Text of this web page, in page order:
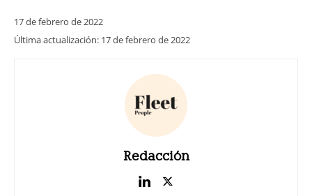
17 de febrero de 2022
Última actualización: 17 de febrero de 2022
Redacción